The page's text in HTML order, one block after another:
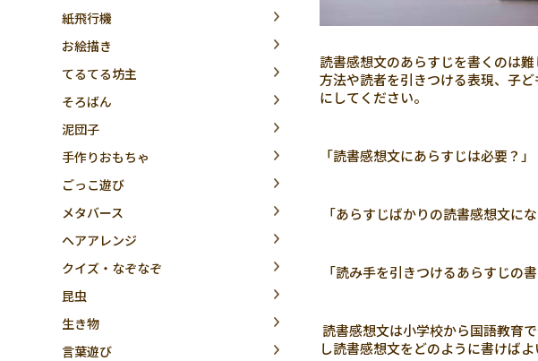
紙飛行機
お絵描き
てるてる坊主
そろばん
泥団子
手作りおもちゃ
ごっこ遊び
メタバース
ヘアアレンジ
クイズ・なぞなぞ
昆虫
生き物
言葉遊び
読書感想文のあらすじを書くのは
方法や読者を引きつける表現、子
にしてください。
「読書感想文にあらすじは必要？」
「あらすじばかりの読書感想文に
「読み手を引きつけるあらすじの
読書感想文は小学校から国語教育
し読書感想文をどのように書けば